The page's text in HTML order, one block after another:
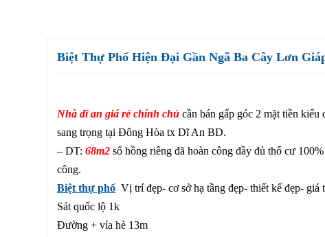
Biệt Thự Phố Hiện Đại Gần Ngã Ba Cây Lơn
Nhà dĩ an giá rẻ chính chủ cần bán gấp góc 2 mặt tiền kiểu
sang trọng tại Đông Hòa tx Dĩ An BD.
– DT: 68m2 sổ hồng riêng đã hoàn công đầy đủ thổ cư 100%
công.
Biệt thự phố Vị trí đẹp- cơ sở hạ tầng đẹp- thiết kế đẹp-
Sát quốc lộ 1k
Đường + vỉa hè 13m